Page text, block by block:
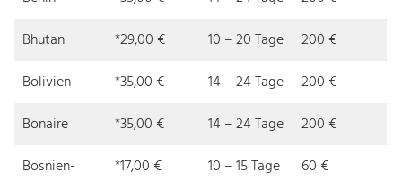
Bhutan
*29,00 € 10 – 20 Tage
200 €
Bolivien
*35,00 € 14 – 24 Tage
200 €
Bonaire
*35,00 € 14 – 24 Tage
200 €
Bosnien-
*17,00 € 10 – 15 Tage 60 €